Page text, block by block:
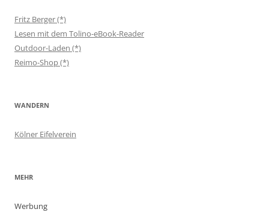
Fritz Berger (*)
Lesen mit dem Tolino-eBook-Reader
Outdoor-Laden (*)
Reimo-Shop (*)
WANDERN
Kölner Eifelverein
MEHR
Werbung